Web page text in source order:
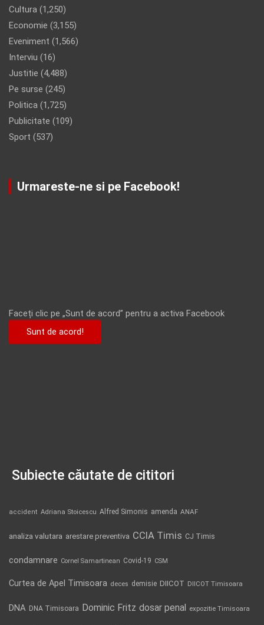
Cultura (1,250)
Economie (3,155)
Eveniment (1,566)
Interviu (16)
Justitie (4,488)
Pe surse (245)
Politica (1,725)
Publicitate (109)
Sport (537)
Urmareste-ne si pe Facebook!
Faceți clic pe „Sunt de acord” pentru a activa Facebook
Sunt de acord!
Subiecte căutate de cititori
accident Adriana Stoicescu Alfred Simonis amenda ANAF
analiza valutara arestare preventiva CCIA Timis CJ Timis
condamnare Cornel Samartinean Covid-19 CSM
Curtea de Apel Timisoara deces demisie DIICOT DIICOT Timisoara
DNA DNA Timisoara Dominic Fritz dosar penal expozitie Timisoara